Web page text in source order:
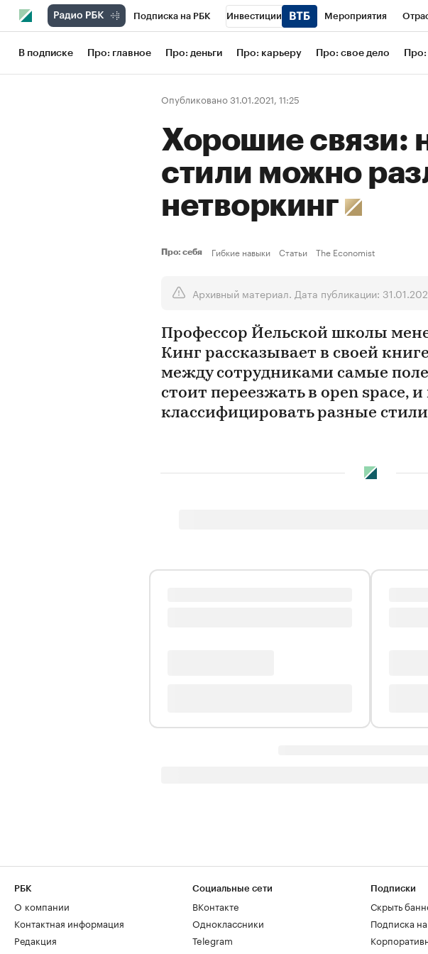
Подписка на РБК Инвестиции Мероприятия
Школа управления РБК РБК Образование
Рынок наличной валюты
В подписке Про: главное Про: деньги Про: карьеру Про: свое дело Про:
Опубликовано 31.01.2021, 11:25
Хорошие связи:
стили можно
нетворкинг
Про: себя Гибкие навыки Статьи The Economist
Архивный материал. Дата публикации:
Профессор Йельской школы
Кинг рассказывает в своей
между сотрудниками самые
стоит переезжать в open space,
классифицировать разные
РБК
О компании
Контактная информация
Редакция
Социальные сети
ВКонтакте
Одноклассники
Telegram
Подписки
Скрыть
Подписка